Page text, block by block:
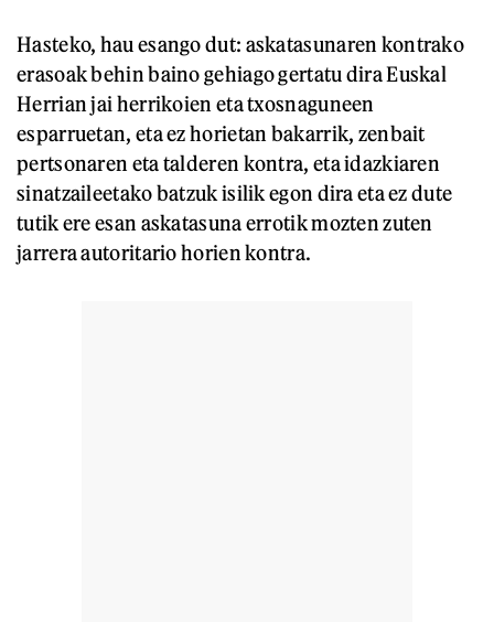
Hasteko, hau esango dut: askatasunaren kontrako
erasoak behin baino gehiago gertatu dira Euskal
Herrian jai herrikoien eta txosnaguneen
esparruetan, eta ez horietan bakarrik, zenbait
pertsonaren eta talderen kontra, eta idazkiaren
sinatzaileetako batzuk isilik egon dira eta ez dute
tutik ere esan askatasuna errotik mozten zuten
jarrera autoritario horien kontra.